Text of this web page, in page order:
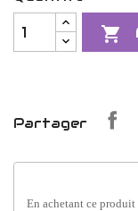

Partager
En achetant ce